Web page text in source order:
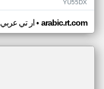
YU55DX
ار تي عربي• arabic.rt.com